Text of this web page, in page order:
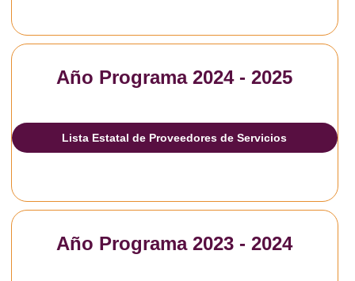
Año Programa 2024 - 2025
Lista Estatal de Proveedores de Servicios
Año Programa 2023 - 2024